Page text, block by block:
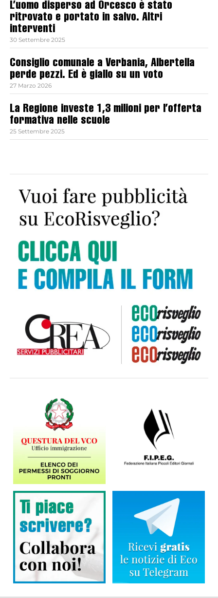
L’uomo disperso ad Orcesco è stato
ritrovato e portato in salvo. Altri
interventi
30 Settembre 2025
Consiglio comunale a Verbania, Albertella
perde pezzi. Ed è giallo su un voto
27 Marzo 2026
La Regione investe 1,3 milioni per l’offerta
formativa nelle scuole
25 Settembre 2025